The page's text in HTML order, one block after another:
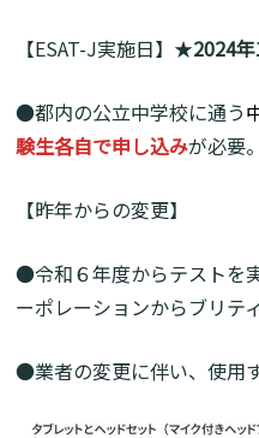
【ESAT-J実施日】★2024年
●都内の公立中学校に通う
験生各自で申し込みが必要。
【昨年からの変更】
●令和６年度からテストを
ーポレーションからブリテ
●業者の変更に伴い、使用